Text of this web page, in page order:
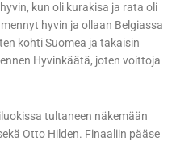
kun oli kurakisa ja rata oli
hyvin ja ollaan Belgiassa
kohti Suomea ja takaisin
Hyvinkäätä, joten voittoja
tultaneen näkemään
Otto Hilden. Finaaliin pääse